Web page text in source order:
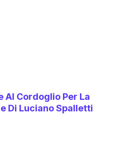
Al Cordoglio Per La
Di Luciano Spalletti